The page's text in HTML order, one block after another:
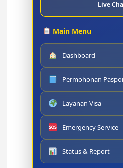
Live
Main Menu
Dashboard
Permohonan
Layanan Visa
Emergency Service
Status & Report